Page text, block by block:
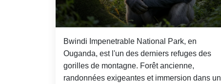
Bwindi Impenetrable National Park, en
Ouganda, est l'un des derniers refuges des
gorilles de montagne. Forêt ancienne,
randonnées exigeantes et immersion dans un